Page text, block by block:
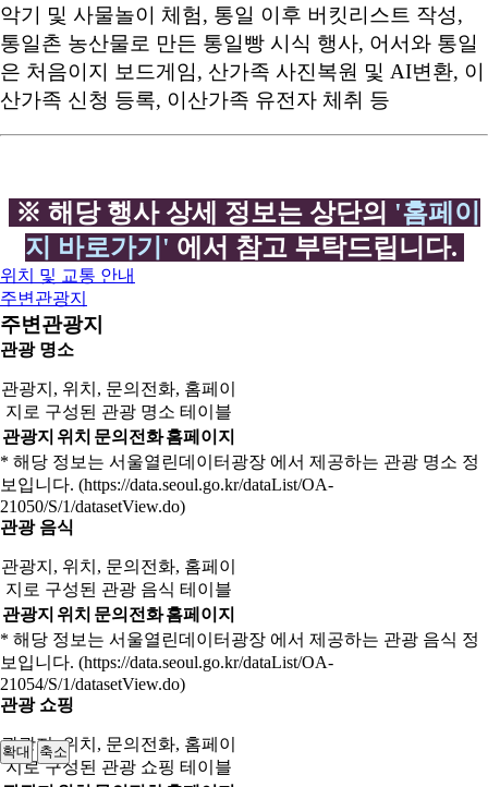
악기 및 사물놀이 체험, 통일 이후 버킷리스트 작성,
통일촌 농산물로 만든 통일빵 시식 행사, 어서와 통일
은 처음이지 보드게임, 산가족 사진복원 및 AI변환, 이
산가족 신청 등록, 이산가족 유전자 체취 등
※ 해당 행사 상세 정보는 상단의 '홈페이
지 바로가기' 에서 참고 부탁드립니다.
위치 및 교통 안내
주변관광지
주변관광지
관광 명소
관광지, 위치, 문의전화, 홈페이
지로 구성된 관광 명소 테이블
관광지 위치 문의전화홈페이지
* 해당 정보는 서울열린데이터광장 에서 제공하는 관광 명소 정
보입니다. (https://data.seoul.go.kr/dataList/OA-
21050/S/1/datasetView.do)
관광 음식
관광지, 위치, 문의전화, 홈페이
지로 구성된 관광 음식 테이블
관광지 위치 문의전화홈페이지
* 해당 정보는 서울열린데이터광장 에서 제공하는 관광 음식 정
보입니다. (https://data.seoul.go.kr/dataList/OA-
21054/S/1/datasetView.do)
관광 쇼핑
관광지, 위치, 문의전화, 홈페이
지로 구성된 관광 쇼핑 테이블
확대 축소